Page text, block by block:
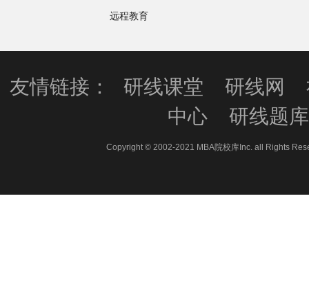
远程教育
友情链接： 研线课堂 研线网
中心
研线题库
Copyright © 2002-2021 MBA院校库Inc. all Rights